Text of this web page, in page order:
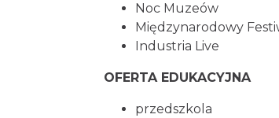
Noc Muzeów
Międzynarodowy
Industria Live
OFERTA EDUKACYJNA
przedszkola